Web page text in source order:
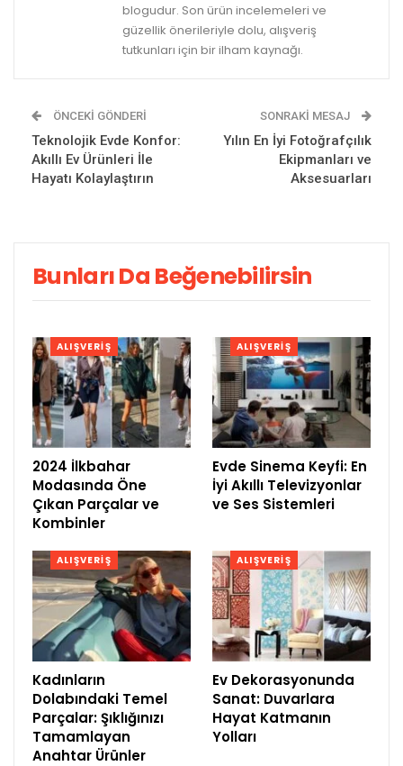
blogudur. Son ürün incelemeleri ve
güzellik önerileriyle dolu, alışveriş
tutkunları için bir ilham kaynağı.
ÖNCEKI GÖNDERI
Teknolojik Evde Konfor:
Akıllı Ev Ürünleri İle
Hayatı Kolaylaştırın
SONRAKI MESAJ
Yılın En İyi Fotoğrafçılık
Ekipmanları ve
Aksesuarları
Bunları Da Beğenebilirsin
ALIŞVERIŞ
2024 İlkbahar
Modasında Öne
Çıkan Parçalar ve
Kombinler
ALIŞVERIŞ
Evde Sinema Keyfi: En
İyi Akıllı Televizyonlar
ve Ses Sistemleri
ALIŞVERIŞ
Kadınların
Dolabındaki Temel
Parçalar: Şıklığınızı
Tamamlayan
Anahtar Ürünler
ALIŞVERIŞ
Ev Dekorasyonunda
Sanat: Duvarlara
Hayat Katmanın
Yolları